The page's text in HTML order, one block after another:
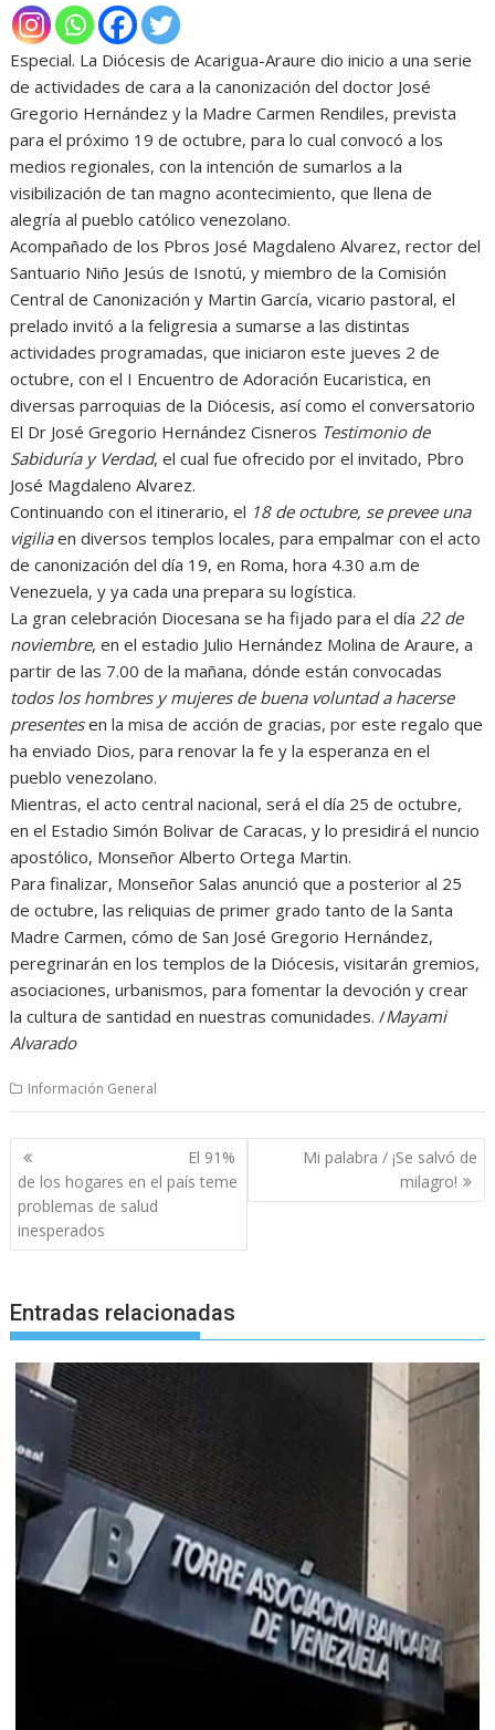
Especial. La Diócesis de Acarigua-Araure dio inicio a una serie
de actividades de cara a la canonización del doctor José
Gregorio Hernández y la Madre Carmen Rendiles, prevista
para el próximo 19 de octubre, para lo cual convocó a los
medios regionales, con la intención de sumarlos a la
visibilización de tan magno acontecimiento, que llena de
alegría al pueblo católico venezolano.
Acompañado de los Pbros José Magdaleno Alvarez, rector del
Santuario Niño Jesús de Isnotú, y miembro de la Comisión
Central de Canonización y Martin García, vicario pastoral, el
prelado invitó a la feligresia a sumarse a las distintas
actividades programadas, que iniciaron este jueves 2 de
octubre, con el I Encuentro de Adoración Eucaristica, en
diversas parroquias de la Diócesis, así como el conversatorio
El Dr José Gregorio Hernández Cisneros Testimonio de
Sabiduría y Verdad, el cual fue ofrecido por el invitado, Pbro
José Magdaleno Alvarez.
Continuando con el itinerario, el 18 de octubre, se prevee una
vigiliaen diversos templos locales, para empalmar con el acto
de canonización del día 19, en Roma, hora 4.30 a.m de
Venezuela, y ya cada una prepara su logística.
La gran celebración Diocesana se ha fijado para el día22 de
noviembre, en el estadio Julio Hernández Molina de Araure, a
partir de las 7.00 de la mañana, dónde están convocadas
todos los hombres y mujeres de buena voluntad a hacerse
presentesen la misa de acción de gracias, por este regalo que
ha enviado Dios, para renovar la fe y la esperanza en el
pueblo venezolano.
Mientras, el acto central nacional, será el día 25 de octubre,
en el Estadio Simón Bolivar de Caracas, y lo presidirá el nuncio
apostólico, Monseñor Alberto Ortega Martin.
Para finalizar, Monseñor Salas anunció que a posterior al 25
de octubre, las reliquias de primer grado tanto de la Santa
Madre Carmen, cómo de San José Gregorio Hernández,
peregrinarán en los templos de la Diócesis, visitarán gremios,
asociaciones, urbanismos, para fomentar la devoción y crear
la cultura de santidad en nuestras comunidades. /Mayami
Alvarado
Información General
Navegación
de
entradas
El 91%
de los hogares en el país teme
problemas de salud
inesperados
Mi palabra / ¡Se salvó de
milagro!
Entradas relacionadas